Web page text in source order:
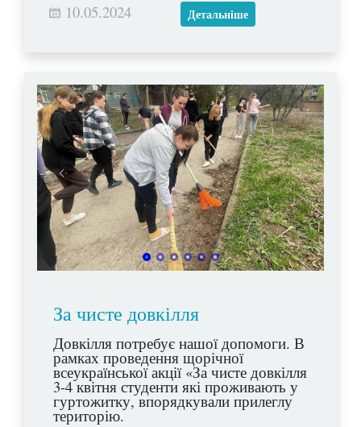
10.05.2024 Детальніше
За чисте довкілля
Довкілля потребує нашої допомоги. В
рамках проведення щорічної
всеукраїнської акції «За чисте довкілля
3-4 квітня студенти які проживають у
гуртожитку, впорядкували прилеглу
територію.